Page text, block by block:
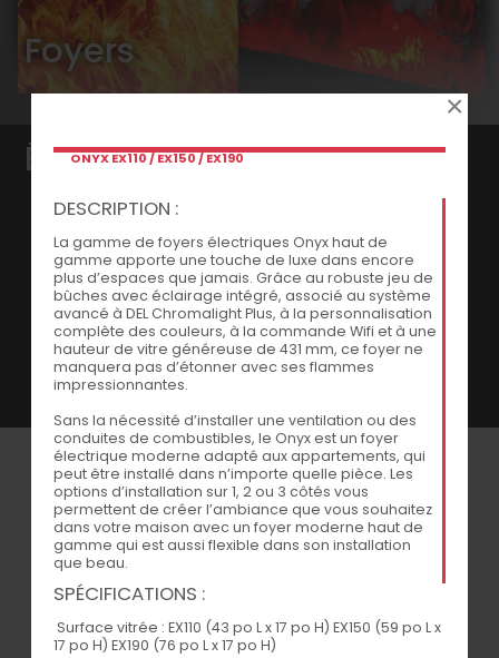
ONYX EX110 / EX150 / EX190
DESCRIPTION :
La gamme de foyers électriques Onyx haut de
gamme apporte une touche de luxe dans encore
plus d’espaces que jamais. Grâce au robuste jeu de
bûches avec éclairage intégré, associé au système
avancé à DEL Chromalight Plus, à la personnalisation
complète des couleurs, à la commande Wifi et à une
hauteur de vitre généreuse de 431 mm, ce foyer ne
manquera pas d’étonner avec ses flammes
impressionnantes.
Sans la nécessité d’installer une ventilation ou des
conduites de combustibles, le Onyxest un foyer
électrique moderne adapté aux appartements, qui
peut être installé dans n’importe quelle pièce. Les
options d’installation sur 1, 2 ou 3 côtés vous
permettent de créer l’ambiance que vous souhaitez
dans votre maison avec un foyer moderne haut de
gamme qui est aussi flexible dans son installation
que beau.
SPÉCIFICATIONS :
Surface vitrée : EX110 (43 po L x 17 po H) EX150 (59 po L x
17 po H) EX190 (76 po L x 17 po H)
×
Foyers
Électrique >
Le chauffage électrique est surtout choisi pour
créer une ambiance et comme élément décoratif
pouvant aller dans chacune des pièces. Il sert de
chauffage d’appoint et vous permet de choisir le
type et la luminosité de flammes selon vos gouts.